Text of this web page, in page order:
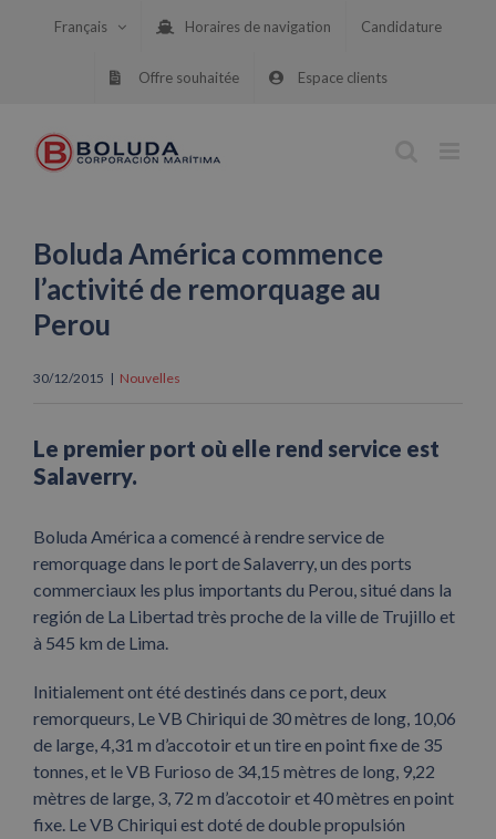
Français Horaires de navigation Candidature
Offre souhaitée Espace clients
Boluda América commence
l’activité de remorquage au
Perou
30/12/2015 | Nouvelles
Le premier port où elle rend service est
Salaverry.
Boluda América a comencé à rendre service de
remorquage dans le port de Salaverry, un des ports
commerciaux les plus importants du Perou, situé dans la
región de La Libertad très proche de la ville de Trujillo et
à 545 km de Lima.
Initialement ont été destinés dans ce port, deux
remorqueurs, Le VB Chiriqui de 30 mètres de long, 10,06
de large, 4,31 m d’accotoir et un tire en point fixe de 35
tonnes, et le VB Furioso de 34,15 mètres de long, 9,22
mètres de large, 3, 72 m d’accotoir et 40 mètres en point
fixe. Le VB Chiriqui est doté de double propulsión